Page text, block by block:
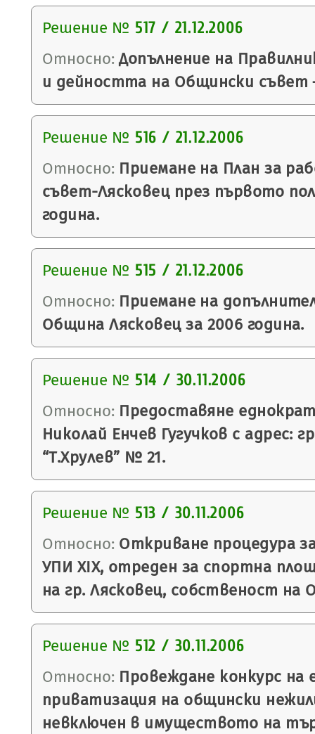
Решение № 517 / 21.12.2006
Относно: Допълнение на
и дейността на Общински съвет
Решение № 516 / 21.12.2006
Относно: Приемане на План за
съвет-Лясковец през първото
година.
Решение № 515 / 21.12.2006
Относно: Приемане на
Община Лясковец за 2006 година.
Решение № 514 / 30.11.2006
Относно: Предоставяне
Николай Енчев Гугучков с адрес:
“Т.Хрулев” № 21.
Решение № 513 / 30.11.2006
Относно: Откриване процедура
УПИ ХІХ, отреден за спортна
на гр. Лясковец, собственост на
Решение № 512 / 30.11.2006
Относно: Провеждане конкурс на
приватизация на общински
невключен в имуществото на